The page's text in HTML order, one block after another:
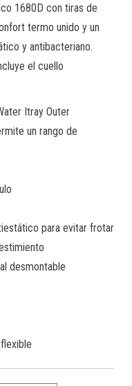
1680D con tiras de
termo unido y un
y antibacteriano.
el cuello
Itray Outer
un rango de
para evitar frotar
desmontable